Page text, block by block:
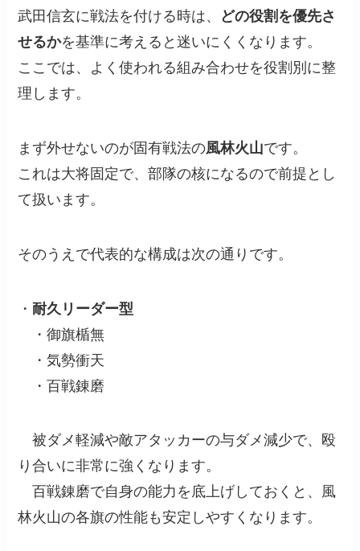
武田信玄に戦法を付ける時は、
どの役割を優先さ
せるかを基準に考えると迷いにくくなります。
ここでは、よく使われる組み合わせを役割別に整
理します。
まず外せないのが固有戦法の風林火山です。
これは大将固定で、部隊の核になるので前提とし
て扱います。
そのうえで代表的な構成は次の通りです。
・ 耐久リーダー型
・御旗楯無
・気勢衝天
・百戦錬磨
被ダメ軽減や敵アタッカーの与ダメ減少で、殴
り合いに非常に強くなります。
百戦錬磨で自身の能力を底上げしておくと、風
林火山の各旗の性能も安定しやすくなります。